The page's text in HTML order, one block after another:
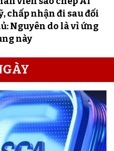
chấp nhận đi sau đối
Nguyên do là vì ứng
này